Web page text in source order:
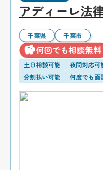
アディーレ法
千葉県 千葉市
何回でも相談無料
土日相談可能 夜間対応可
分割払い可能
何度でも面